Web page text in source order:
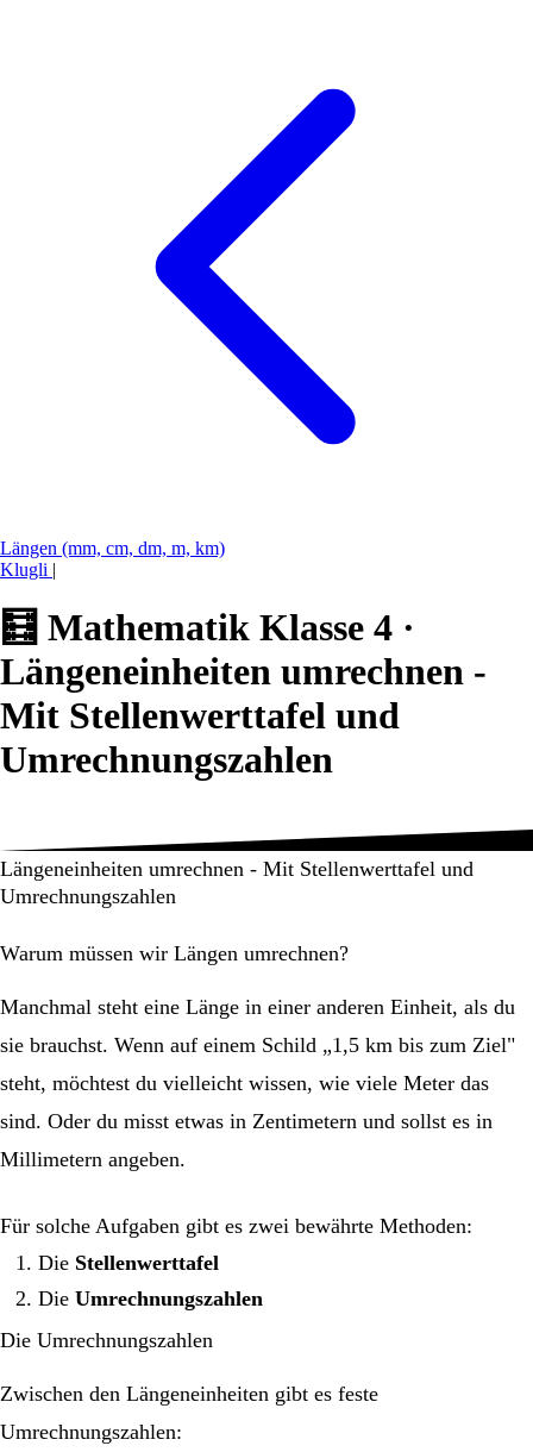
Längen (mm, cm, dm, m, km)
Klugli |
🧮 Mathematik Klasse 4 ·
Längeneinheiten umrechnen -
Mit Stellenwerttafel und
Umrechnungszahlen
Längeneinheiten umrechnen - Mit Stellenwerttafel und
Umrechnungszahlen
Warum müssen wir Längen umrechnen?
Manchmal steht eine Länge in einer anderen Einheit, als du
sie brauchst. Wenn auf einem Schild „1,5 km bis zum Ziel"
steht, möchtest du vielleicht wissen, wie viele Meter das
sind. Oder du misst etwas in Zentimetern und sollst es in
Millimetern angeben.
Für solche Aufgaben gibt es zwei bewährte Methoden:
Die Stellenwerttafel
Die Umrechnungszahlen
Die Umrechnungszahlen
Zwischen den Längeneinheiten gibt es feste
Umrechnungszahlen: